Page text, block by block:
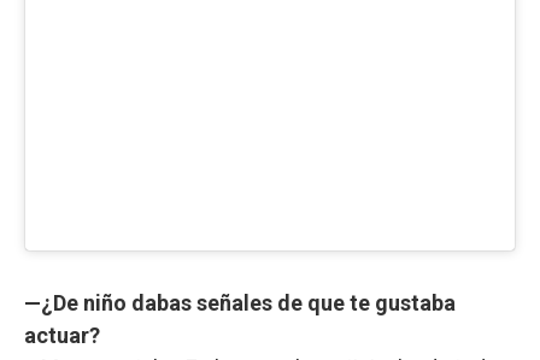
—¿De niño dabas señales de que te gustaba
actuar?